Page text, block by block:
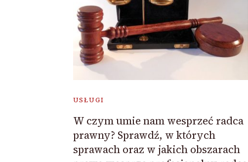
USŁUGI
W czym umie nam wesprzeć radca
prawny? Sprawdź, w których
sprawach oraz w jakich obszarach